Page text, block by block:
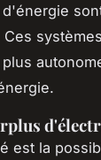
est la